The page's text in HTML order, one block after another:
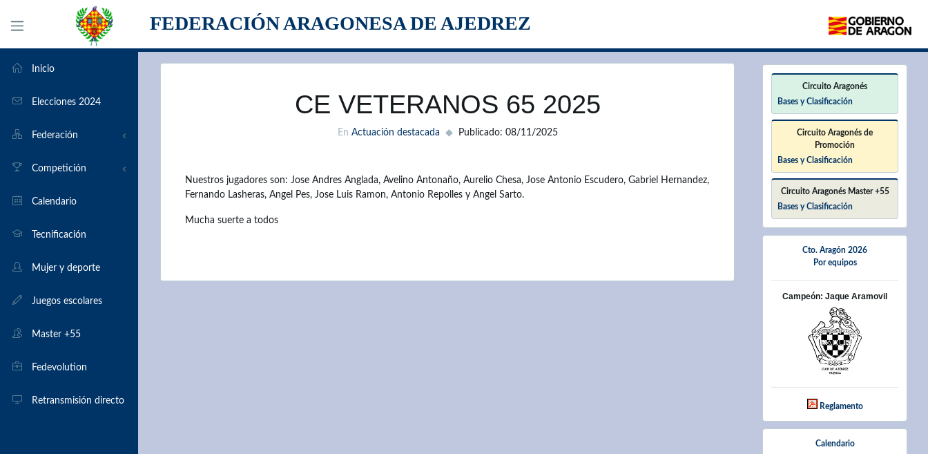
FEDERACIÓN ARAGONESA DE AJEDREZ
Inicio
Elecciones 2024
Federación
Organigrama
Transparencia
Clubs
Formularios
Historia
Monitores
Árbitros
Competición
Torneos en Aragón
Por equipos
Elo
Bases de partidas
Calendario
Tecnificación
Mujer y deporte
Juegos escolares
Master +55
Fedevolution
Retransmisión directo
CE VETERANOS 65 2025
En Actuación destacada Publicado: 08/11/2025
Nuestros jugadores son: Jose Andres Anglada, Avelino Antonaño, Aurelio Chesa, Jose Antonio Escudero, Gabriel Hernandez,
Fernando Lasheras, Angel Pes, Jose Luis Ramon, Antonio Repolles y Angel Sarto.
Mucha suerte a todos
Circuito Aragonés
Bases y Clasificación
Circuito Aragonés de
Promoción
Bases y Clasificación
Circuito Aragonés Master +55
Bases y Clasificación
Cto. Aragón 2026
Por equipos
Campeón: Jaque Aramovil
Reglamento
Calendario